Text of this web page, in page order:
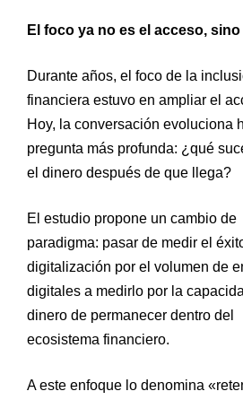
El foco ya no es el acceso,
Durante años, el foco de la
financiera estuvo en ampliar el
Hoy, la conversación evoluciona
pregunta más profunda: ¿qué
el dinero después de que llega?
El estudio propone un cambio de
paradigma: pasar de medir el
digitalización por el volumen de
digitales a medirlo por la
dinero de permanecer dentro del
ecosistema financiero.
A este enfoque lo denomina